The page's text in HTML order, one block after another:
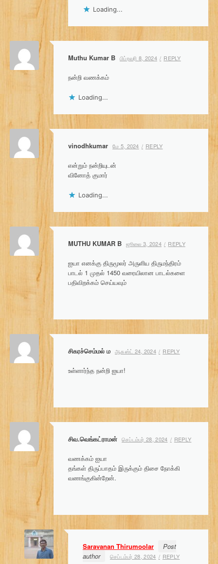
Loading...
Muthu Kumar B பிப்ரவரி 8, 2024 REPLY
நன்றி வணக்கம்
Loading...
vinodhkumar மே 5, 2024 REPLY
என்றும் நன்றியுடன்
வினோத் குமார்
Loading...
MUTHU KUMAR B ஜூலை 3, 2024 REPLY
ஐயா எனக்கு திருமூலர் அருளிய திருமந்திரம்
பாடல் 1 முதல் 1450 வரையிலான பாடல்களை
பதிவிறக்கம் செய்யவும்
சிகரச்செம்மல் ம ஆகஸ்ட் 24, 2024 REPLY
உள்ளார்ந்த நன்றி ஐயா!
சிவ.வெங்கட்ராமன் செப்டம்பர் 28, 2024 REPLY
வணக்கம் ஐயா
தங்கள் திருப்பாதம் இருக்கும் திசை நோக்கி
வணங்குகின்றேன்.
Saravanan Thirumoolar
Post
author
செப்டம்பர் 28, 2024 REPLY